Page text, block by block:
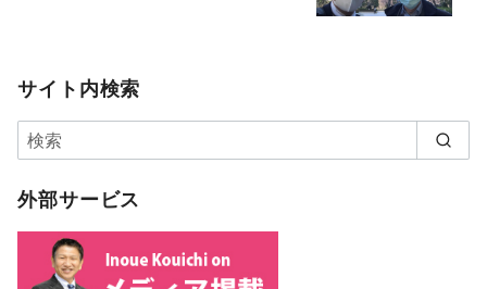
サイト内検索
外部サービス